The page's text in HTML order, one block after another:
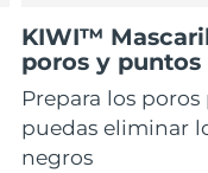
KIWI™
poros y puntos
Prepara los
puedas eliminar
negros